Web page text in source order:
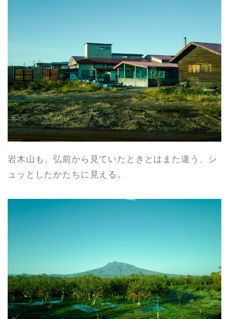
岩木山も、弘前から見ていたときとはまた違う、シ
ュッとしたかたちに見える。